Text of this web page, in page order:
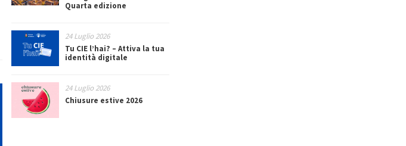
Quarta edizione
24 Luglio 2026
Tu CIE l’hai? – Attiva la tua
identità digitale
24 Luglio 2026
Chiusure estive 2026